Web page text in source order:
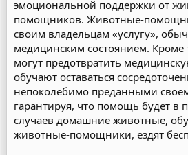
эмоциональной поддержки от
помощников. Животные-
своим владельцам «услугу»,
медицинским состоянием. Кроме
могут предотвратить
обучают оставаться
непоколебимо преданными
гарантируя, что помощь будет в
случаев домашние животные,
животные-помощники, ездят